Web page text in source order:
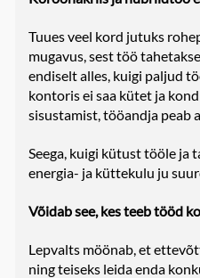
Tuues veel kord jutuks
mugavus, sest töö
endiselt alles, kuigi paljud
kontoris ei saa kütet ja
sisustamist, tööandja peab
Seega, kuigi kütust tööle ja
energia- ja küttekulu ju
Võidab see, kes teeb tööd
Lepvalts möönab, et
ning teiseks leida enda